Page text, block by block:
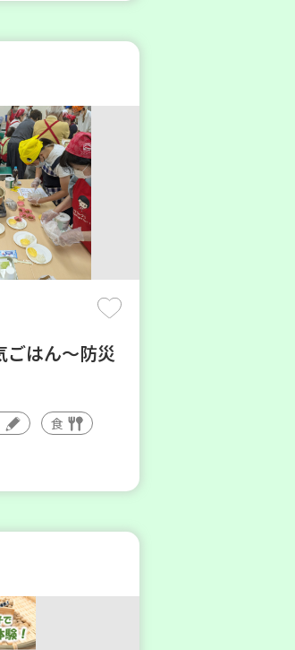
ごはん～防災
食